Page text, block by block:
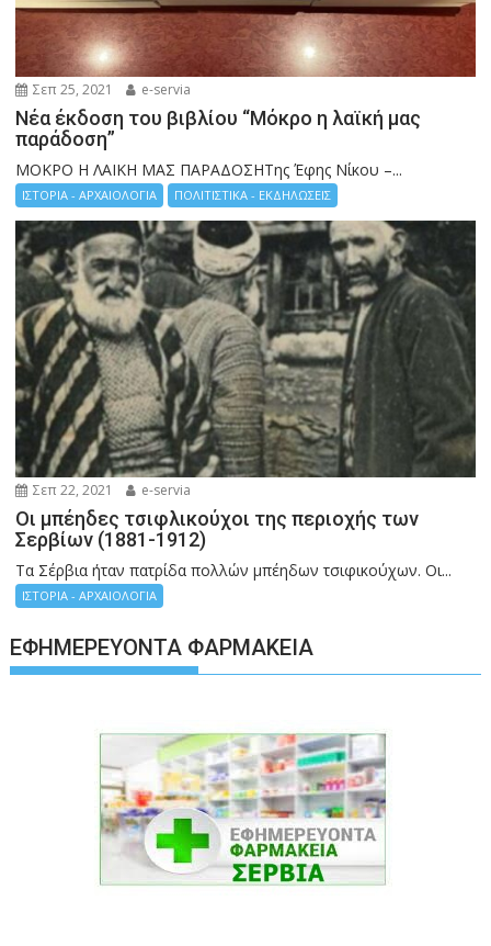
Σεπ 25, 2021 e-servia
Νέα έκδοση του βιβλίου “Μόκρο η λαϊκή μας
παράδοση”
ΜΟΚΡΟ Η ΛΑΙΚΗ ΜΑΣ ΠΑΡΑΔΟΣΗΤης Έφης Νίκου –...
ΙΣΤΟΡΙΑ - ΑΡΧΑΙΟΛΟΓΙΑ ΠΟΛΙΤΙΣΤΙΚΑ - ΕΚΔΗΛΩΣΕΙΣ
Σεπ 22, 2021 e-servia
Οι μπέηδες τσιφλικούχοι της περιοχής των
Σερβίων (1881-1912)
Τα Σέρβια ήταν πατρίδα πολλών μπέηδων τσιφικούχων. Οι...
ΙΣΤΟΡΙΑ - ΑΡΧΑΙΟΛΟΓΙΑ
ΕΦΗΜΕΡΕΎΟΝΤΑ ΦΑΡΜΑΚΕΊΑ